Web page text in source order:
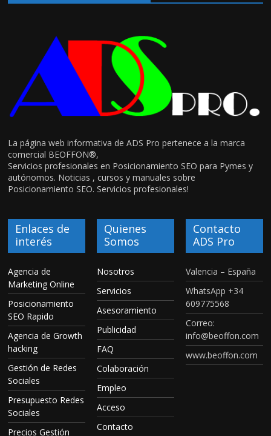
La página web informativa de ADS Pro pertenece a la marca
comercial BEOFFON®,
Servicios profesionales en Posicionamiento SEO para Pymes y
autónomos. Noticias , cursos y manuales sobre
Posicionamiento SEO. Servicios profesionales!
Enlaces de
interés
Agencia de
Marketing Online
Posicionamiento
SEO Rapido
Agencia de Growth
hacking
Gestión de Redes
Sociales
Presupuesto Redes
Sociales
Precios Gestión
Quienes
Somos
Nosotros
Servicios
Asesoramiento
Publicidad
FAQ
Colaboración
Empleo
Acceso
Contacto
Contacto
ADS Pro
Valencia – España
WhatsApp +34
609775568
Correo:
info@beoffon.com
www.beoffon.com